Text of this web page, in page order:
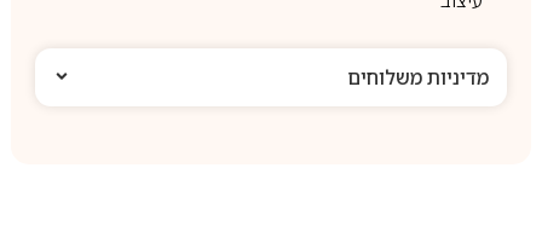
מדיניות משלוחים